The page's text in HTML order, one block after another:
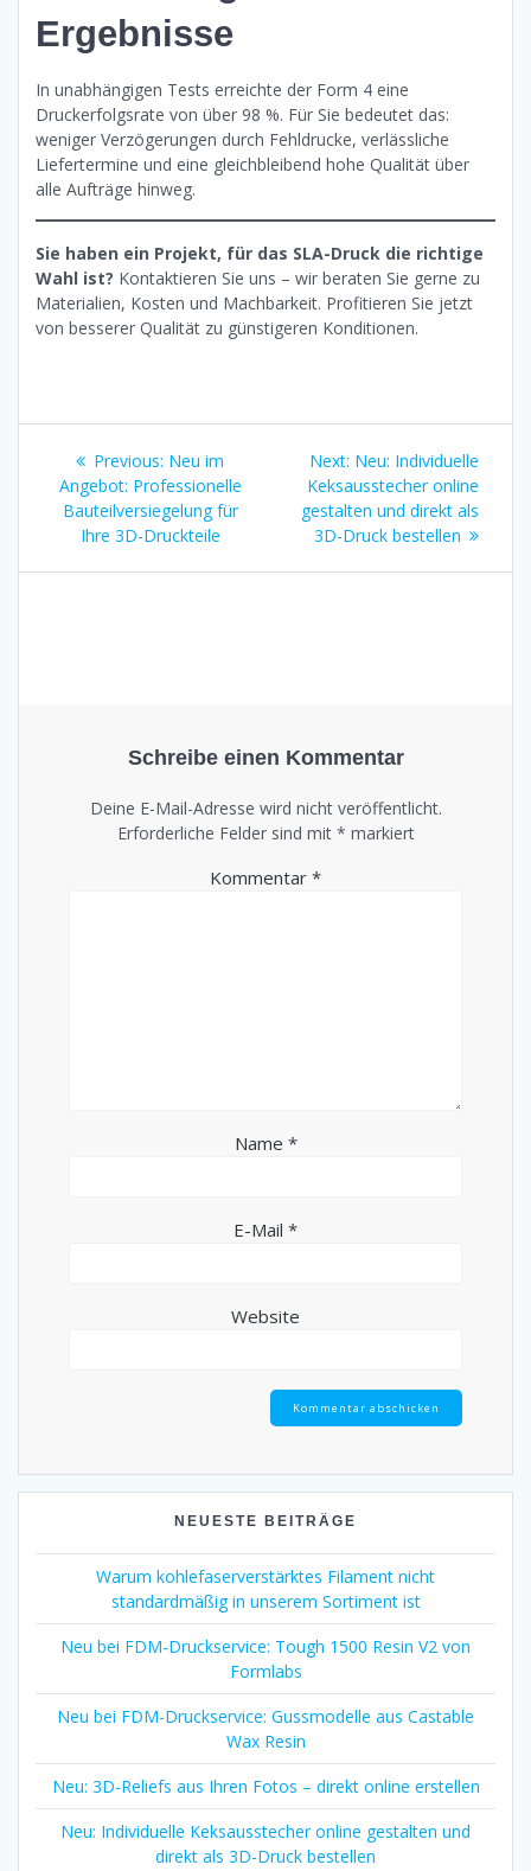
Ergebnisse
In unabhängigen Tests erreichte der Form 4 eine
Druckerfolgsrate von über 98 %. Für Sie bedeutet das:
weniger Verzögerungen durch Fehldrucke, verlässliche
Liefertermine und eine gleichbleibend hohe Qualität über
alle Aufträge hinweg.
Sie haben ein Projekt, für das SLA-Druck die richtige
Wahl ist? Kontaktieren Sie uns – wir beraten Sie gerne zu
Materialien, Kosten und Machbarkeit. Profitieren Sie jetzt
von besserer Qualität zu günstigeren Konditionen.
Beitrags-
Navigation
Previous: Previous
post:
Neu im
Angebot: Professionelle
Bauteilversiegelung für
Ihre 3D-Druckteile
Next: Next
post:
Neu: Individuelle
Keksausstecher online
gestalten und direkt als
3D-Druck bestellen
Schreibe einen Kommentar
Deine E-Mail-Adresse wird nicht veröffentlicht.
Erforderliche Felder sind mit * markiert
Kommentar *
Name *
E-Mail *
Website
NEUESTE BEITRÄGE
Warum kohlefaserverstärktes Filament nicht
standardmäßig in unserem Sortiment ist
Neu bei FDM-Druckservice: Tough 1500 Resin V2 von
Formlabs
Neu bei FDM-Druckservice: Gussmodelle aus Castable
Wax Resin
Neu: 3D-Reliefs aus Ihren Fotos – direkt online erstellen
Neu: Individuelle Keksausstecher online gestalten und
direkt als 3D-Druck bestellen